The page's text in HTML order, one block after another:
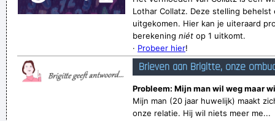
Lothar Collatz. Deze stelling
uitgekomen. Hier kan je uiteraard
berekening niét op 1 uitkomt.
· Probeer hier!
Brieven aan Brigitte, onze
Probleem: Mijn man wil weg maar
Mijn man (20 jaar huwelijk) maakt
onze relatie. Hij wil niets meer me...